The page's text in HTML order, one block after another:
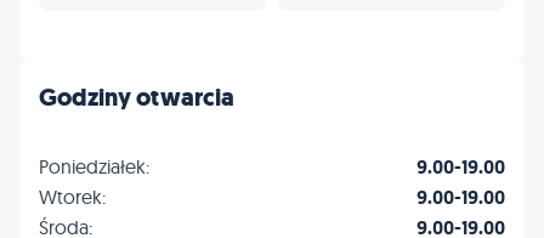
Godziny otwarcia
Poniedziałek: 9.00-19.00
Wtorek: 9.00-19.00
Środa: 9.00-19.00